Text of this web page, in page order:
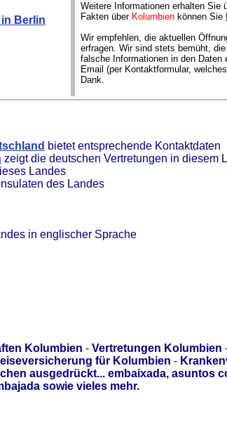
Berlin
Weitere Informationen erhalten Sie
Fakten über Kolumbien können Sie
Wir empfehlen, die aktuellen
erfragen. Wir sind stets bemüht,
falsche Informationen in den
Email (per Kontaktformular,
Dank.
bietet entsprechende Kontaktdaten
zeigt die deutschen Vertretungen in diesem
Landes
des Landes
in englischer Sprache
Kolumbien - Vertretungen Kolumbien
für Kolumbien -
ausgedrückt... embaixada, asuntos
sowie vieles mehr.